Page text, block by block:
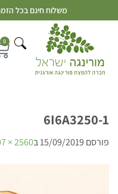
משלוח חינם בכל הזמנה
0
6I6A3250-1
פורסם 15/09/2019ב2560 × 1707